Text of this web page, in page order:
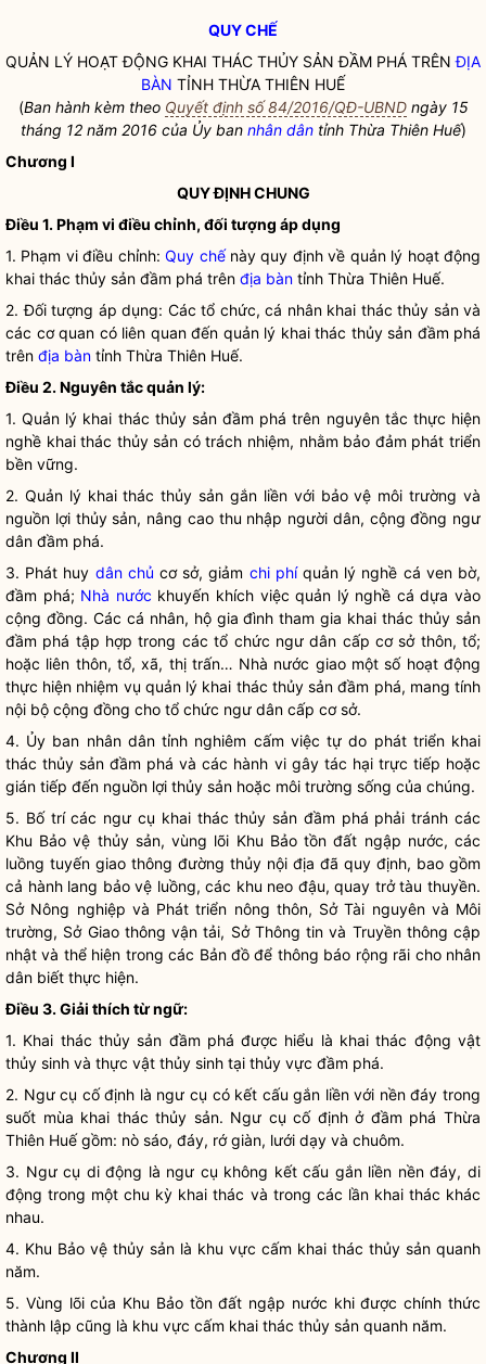
QUY CHẾ
QUẢN LÝ HOẠT ĐỘNG KHAI THÁC THỦY SẢN ĐẦM PHÁ TRÊNĐỊA
BÀN TỈNH THỪA THIÊN HUẾ
(Ban hành kèm theo Quyết định số 84/2016/QĐ-UBNDngày 15
tháng 12 năm 2016 của Ủy ban nhân dântỉnh Thừa Thiên Huế)
Chương I
QUY ĐỊNH CHUNG
Điều 1. Phạm vi điều chỉnh, đối tượng áp dụng
1. Phạm vi điều chỉnh:Quy chếnày quy định về quản lý hoạt động
khai thác thủy sản đầm phá trên địa bàn tỉnh Thừa Thiên Huế.
2. Đối tượng áp dụng: Các tổ chức, cá nhân khai thác thủy sản và
các cơ quan có liên quan đến quản lý khai thác thủy sản đầm phá
trên địa bàn tỉnh Thừa Thiên Huế.
Điều 2. Nguyên tắc quản lý:
1. Quản lý khai thác thủy sản đầm phá trên nguyên tắc thực hiện
nghề khai thác thủy sản có trách nhiệm, nhằm bảo đảm phát triển
bền vững.
2. Quản lý khai thác thủy sản gắn liền với bảo vệ môi trường và
nguồn lợi thủy sản, nâng cao thu nhập người dân, cộng đồng ngư
dân đầm phá.
3. Phát huy dân chủ cơ sở, giảm chi phíquản lý nghề cá ven bờ,
đầm phá; Nhà nước khuyến khích việc quản lý nghề cá dựa vào
cộng đồng. Các cá nhân, hộ gia đình tham gia khai thác thủy sản
đầm phá tập hợp trong các tổ chức ngư dân cấp cơ sở thôn, tổ;
hoặc liên thôn, tổ, xã, thị trấn… Nhà nước giao một số hoạt động
thực hiện nhiệm vụ quản lý khai thác thủy sản đầm phá, mang tính
nội bộ cộng đồng cho tổ chức ngư dân cấp cơ sở.
4. Ủy ban nhân dântỉnh nghiêm cấm việc tự do phát triển khai
thác thủy sản đầm phá và các hành vi gây tác hại trực tiếp hoặc
gián tiếp đến nguồn lợi thủy sản hoặc môi trường sống của chúng.
5. Bố trí các ngư cụ khai thác thủy sản đầm phá phải tránh các
Khu Bảo vệ thủy sản, vùng lõi Khu Bảo tồn đất ngập nước, các
luồng tuyến giao thông đường thủy nội địa đã quy định, bao gồm
cả hành lang bảo vệ luồng, các khu neo đậu, quay trở tàu thuyền.
Sở Nông nghiệp và Phát triển nông thôn, Sở Tài nguyên và Môi
trường, Sở Giao thông vận tải, Sở Thông tin và Truyền thông cập
nhật và thể hiện trong các Bản đồ để thông báo rộng rãi cho nhân
dân biết thực hiện.
Điều 3. Giải thích từ ngữ:
1. Khai thác thủy sản đầm phá được hiểu là khai thác động vật
thủy sinh và thực vật thủy sinh tại thủy vực đầm phá.
2. Ngư cụ cố định là ngư cụ có kết cấu gắn liền với nền đáy trong
suốt mùa khai thác thủy sản. Ngư cụ cố định ở đầm phá Thừa
Thiên Huế gồm: nò sáo, đáy, rớ giàn, lưới dạy và chuôm.
3. Ngư cụ di động là ngư cụ không kết cấu gắn liền nền đáy, di
động trong một chu kỳ khai thác và trong các lần khai thác khác
nhau.
4. Khu Bảo vệ thủy sản là khu vực cấm khai thác thủy sản quanh
năm.
5. Vùng lõi của Khu Bảo tồn đất ngập nước khi được chính thức
thành lập cũng là khu vực cấm khai thác thủy sản quanh năm.
Chương II